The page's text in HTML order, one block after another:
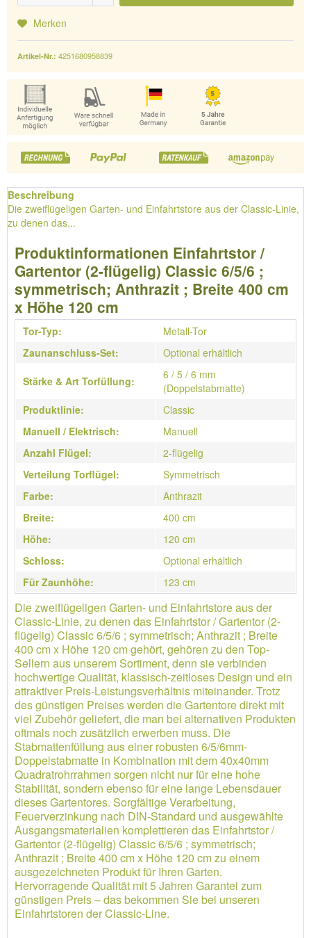
Merken
Artikel-Nr.: 4251680958839
Beschreibung
Die zweiflügeligen Garten- und Einfahrtstore aus der Classic-Linie,
zu denen das...
Produktinformationen Einfahrtstor /
Gartentor (2-flügelig) Classic 6/5/6 ;
symmetrisch; Anthrazit ; Breite 400 cm
x Höhe 120 cm
Tor-Typ:
Metall-Tor
Zaunanschluss-Set:
Optional erhältlich
Stärke & Art Torfüllung:
6 / 5 / 6 mm
(Doppelstabmatte)
Produktlinie:
Classic
Manuell / Elektrisch:
Manuell
Anzahl Flügel:
2-flügelig
Verteilung Torflügel:
Symmetrisch
Farbe:
Anthrazit
Breite:
400 cm
Höhe:
120 cm
Schloss:
Optional erhältlich
Für Zaunhöhe:
123 cm
Die zweiflügeligen Garten- und Einfahrtstore aus der
Classic-Linie, zu denen das Einfahrtstor / Gartentor (2-
flügelig) Classic 6/5/6 ; symmetrisch; Anthrazit ; Breite
400 cm x Höhe 120 cm gehört, gehören zu den Top-
Sellern aus unserem Sortiment, denn sie verbinden
hochwertige Qualität, klassisch-zeitloses Design und ein
attraktiver Preis-Leistungsverhältnis miteinander. Trotz
des günstigen Preises werden die Gartentore direkt mit
viel Zubehör geliefert, die man bei alternativen Produkten
oftmals noch zusätzlich erwerben muss. Die
Stabmattenfüllung aus einer robusten 6/5/6mm-
Doppelstabmatte in Kombination mit dem 40x40mm
Quadratrohrrahmen sorgen nicht nur für eine hohe
Stabilität, sondern ebenso für eine lange Lebensdauer
dieses Gartentores. Sorgfältige Verarbeitung,
Feuerverzinkung nach DIN-Standard und ausgewählte
Ausgangsmaterialien komplettieren das Einfahrtstor /
Gartentor (2-flügelig) Classic 6/5/6 ; symmetrisch;
Anthrazit ; Breite 400 cm x Höhe 120 cm zu einem
ausgezeichneten Produkt für Ihren Garten.
Hervorragende Qualität mit 5 Jahren Garantei zum
günstigen Preis – das bekommen Sie bei unseren
Einfahrtstoren der Classic-Line.